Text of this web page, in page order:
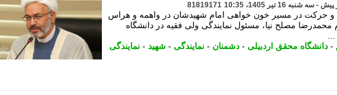
81819171
و حرکت در مسیر خون خواهی امام شهیدشان در واهمه و هراس
محمدرضا مصلح نیا، مسئول نمایندگی ولی فقیه در دانشگاه
- دانشگاه محقق اردبیلی - دشمنان - نمایندگی - شهید - نمایندگی